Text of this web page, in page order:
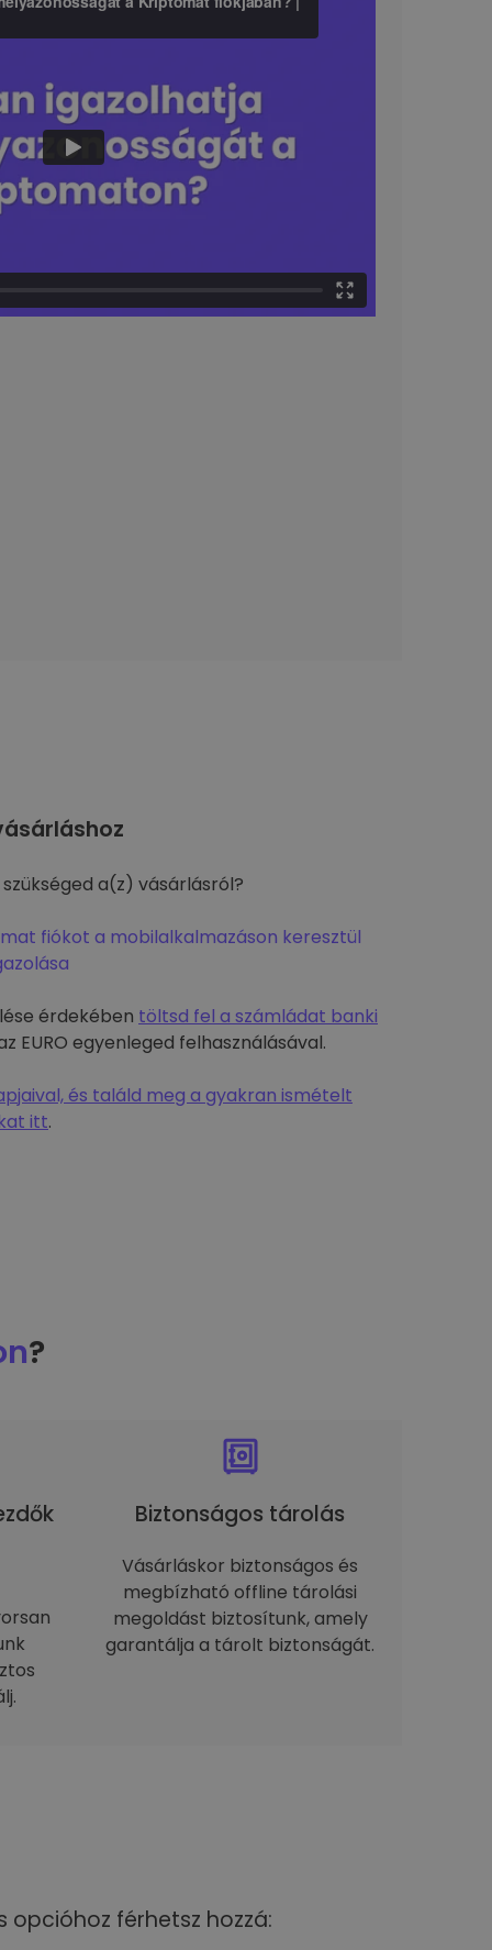
a(z) vásárlásról?
fiókot a mobilalkalmazáson keresztül
érdekében töltsd fel a számládat banki
EURO egyenleged felhasználásával.
és találd meg a gyakran ismételt
itt.
?
Biztonságos tárolás
Vásárláskor biztonságos és
megbízható offline tárolási
megoldást biztosítunk, amely
garantálja a tárolt biztonságát.
férhetsz hozzá: